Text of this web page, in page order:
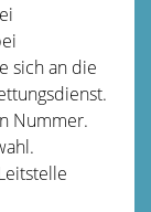
sich an die
Nummer.